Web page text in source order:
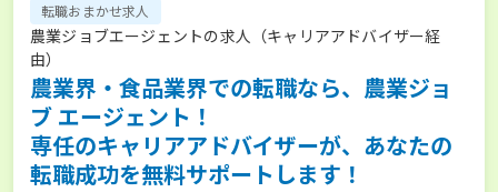
転職おまかせ求人
農業ジョブエージェントの求人（キャリアアドバイザー経
由）
農業界・食品業界での転職なら、農業ジョ
ブ エージェント！
専任のキャリアアドバイザーが、あなたの
転職成功を無料サポートします！